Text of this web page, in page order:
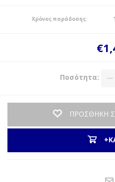
Χρόνος παράδοσης:
Ποσότητα:
ΠΡΟΣΘΗΚΗ